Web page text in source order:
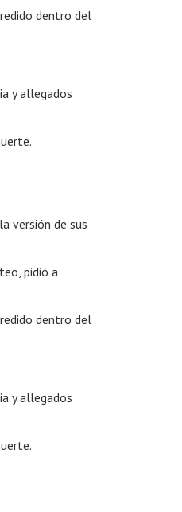
dentro del
y allegados
versión de sus
pidió a
dentro del
y allegados